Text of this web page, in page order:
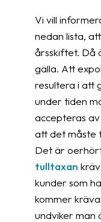
Vi vill
nedan lista,
årsskiftet. Då
gälla. Att
resultera i att
under tiden
accepteras
att det måste
Det är
tulltaxan
kunder som
kommer
undviker man